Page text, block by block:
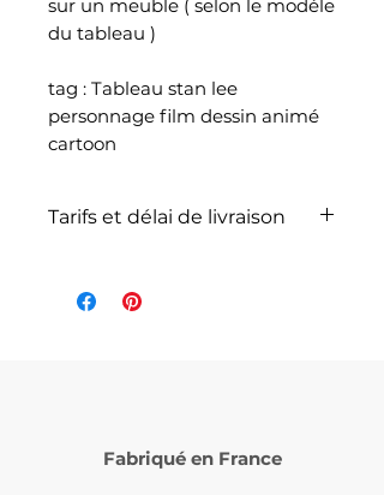
sur un meuble ( selon le modéle
du tableau )
tag : Tableau stan lee
personnage film dessin animé
cartoon
Tarifs et délai de livraison
comprise dans le prix de
de votre commande (
Fabriqué en France